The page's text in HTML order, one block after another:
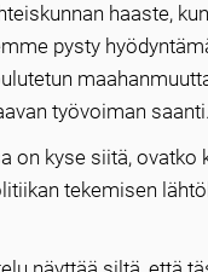
haaste,
pysty
työvoiman saanti.
on kyse siitä,
tekemisen